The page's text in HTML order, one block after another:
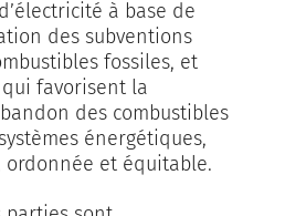
à base de
des subventions
fossiles, et
qui favorisent la
des combustibles
énergétiques,
ordonnée et équitable.